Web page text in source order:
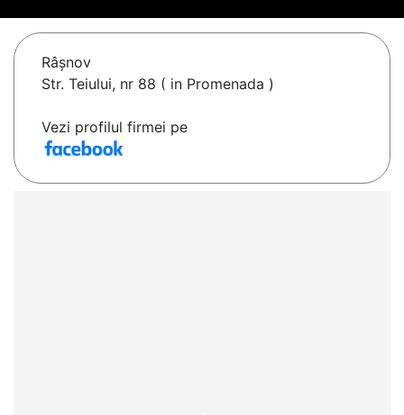
Râşnov
Str. Teiului, nr 88 ( in Promenada )
Vezi profilul firmei pe